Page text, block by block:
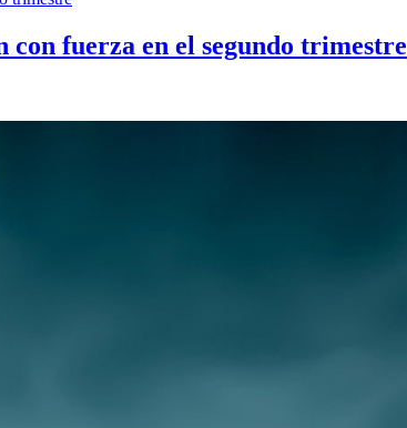
fuerza en el segundo trimestre